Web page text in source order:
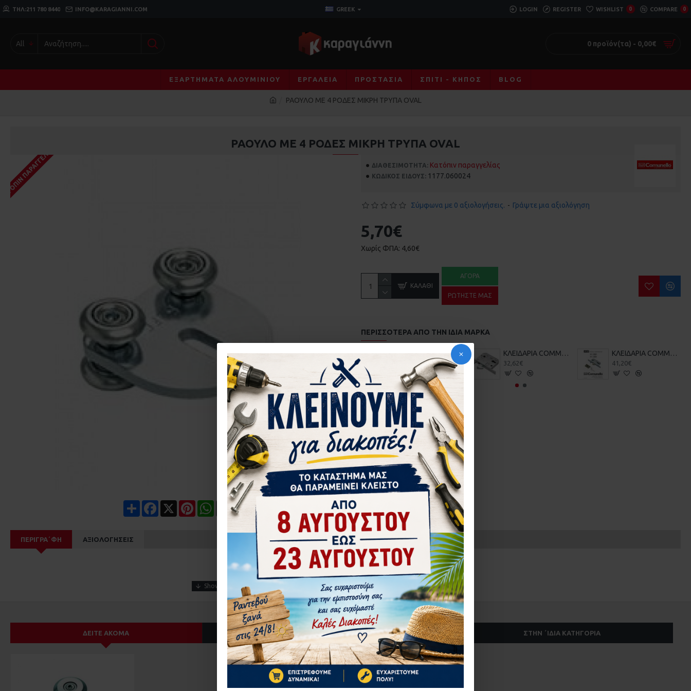
ΤΗΛ:211 780 8440 INFO@KARAGIANNI.COM GREEK LOGIN REGISTER WISHLIST 0 COMPARE 0
All 0 προϊόν(τα) - 0,00€
ΕΞΑΡΤΉΜΑΤΑ ΑΛΟΥΜΙΝΊΟΥ ΕΡΓΑΛΕΊΑ ΠΡΟΣΤΑΣΊΑ ΣΠΊΤΙ - ΚΉΠΟΣ BLOG
ΡΑΟΥΛΟ ΜΕ 4 ΡΟΔΕΣ ΜΙΚΡΗ ΤΡΥΠΑ OVAL
ΡΑΟΥΛΟ ΜΕ 4 ΡΟΔΕΣ ΜΙΚΡΗ ΤΡΥΠΑ OVAL
ΠΑΡΑΓΓΕΛΊΑΣ
Share Facebook PinterestWhatsApp
Email
ΔΙΑΘΕΣΙΜΌΤΗΤΑ: Κατόπιν παραγγελίας
ΚΩΔΙΚΌΣ ΕΊΔΟΥΣ: 1177.060024
Σύμφωνα με 0 αξιολογήσεις. - Γράψτε μια αξιολόγηση
5,70€
Χωρίς ΦΠΑ: 4,60€
ΚΑΛΆΘΙ
ΑΓΟΡΆ
ΡΩΤΉΣΤΕ ΜΑΣ
ΠΕΡΙΣΣΌΤΕΡΑ ΑΠΌ ΤΗΝ ΙΔΙΑ ΜΆΡΚΑ
ΑΝΤΙΚΡΥΣΜΑ ΚΛΕΙΔΑΡΙΑΣ COMUNELLO 215 ΣΥΡΟΜΕΝΗΣ ΚΑΓΚΕΛΟΠΟΡΤΑΣ ΚΛΕΙΔΑΡΙΑ COMMUNELO 215 ΓΑΝΤΖΟΥ ΣΥΡΟΜΕΝΗΣ ΑΥΛΟΠΟΡΤΑΣ ΜΕ ΠΕΙΡΟ
32,62€
ΚΛΕΙΔΑΡΙΑ COMMUNELO Κ35 ΓΑΝΤΖΟΥ ΜΕ ΠΕΙΡΟ
41,20€
ΠΕΡΙΓΡΑ΄ΦΉ ΑΞΙΟΛΟΓΉΣΕΙΣ
ΔΕΊΤΕ ΑΚΌΜΑ ΑΠΌ ΤΟΝ ΊΔΙΟ ΚΑΤΑΣΚΕΥΑΣΤΉ ΣΤΗΝ ΄ΙΔΙΑ ΚΑΤΗΓΟΡΊΑ